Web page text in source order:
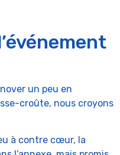
un peu en
croûte, nous croyons
à contre cœur, la